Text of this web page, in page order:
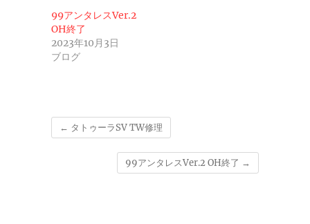
99アンタレスVer.2
OH終了
2023年10月3日
ブログ
← タトゥーラSV TW修理
99アンタレスVer.2 OH終了 →